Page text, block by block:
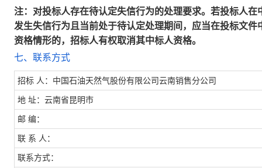
注：对投标人存在待认定失信行为的处理要求。若投标人
发生失信行为且当前处于待认定处理期间，应当在投标文
资格情形的，招标人有权取消其中标人资格。
七、联系方式
招标 人：中国石油天然气股份有限公司云南销售分公司
地 址：云南省昆明市
邮 编：
联 系 人：
联系方式：